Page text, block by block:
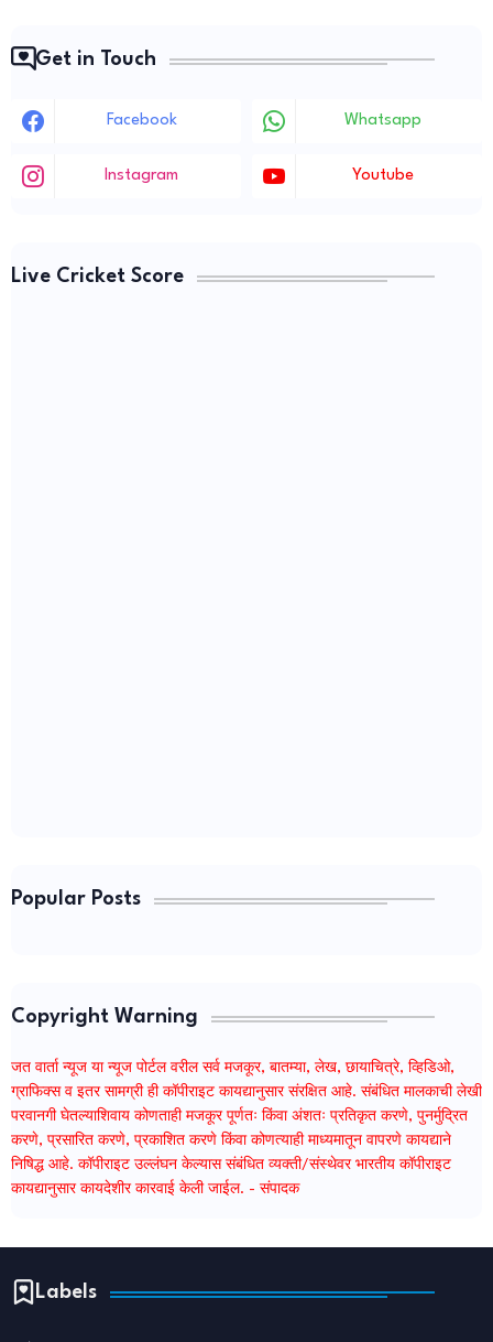
Get in Touch
Facebook Whatsapp
Instagram Youtube
Live Cricket Score
Popular Posts
Copyright Warning
जत वार्ता न्यूज या न्यूज पोर्टल वरील सर्व मजकूर, बातम्या, लेख, छायाचित्रे, व्हिडिओ,
ग्राफिक्स व इतर सामग्री ही कॉपीराइट कायद्यानुसार संरक्षित आहे. संबंधित मालकाची लेखी
परवानगी घेतल्याशिवाय कोणताही मजकूर पूर्णतः किंवा अंशतः प्रतिकृत करणे, पुनर्मुद्रित
करणे, प्रसारित करणे, प्रकाशित करणे किंवा कोणत्याही माध्यमातून वापरणे कायद्याने
निषिद्ध आहे. कॉपीराइट उल्लंघन केल्यास संबंधित व्यक्ती/संस्थेवर भारतीय कॉपीराइट
कायद्यानुसार कायदेशीर कारवाई केली जाईल. - संपादक
Labels